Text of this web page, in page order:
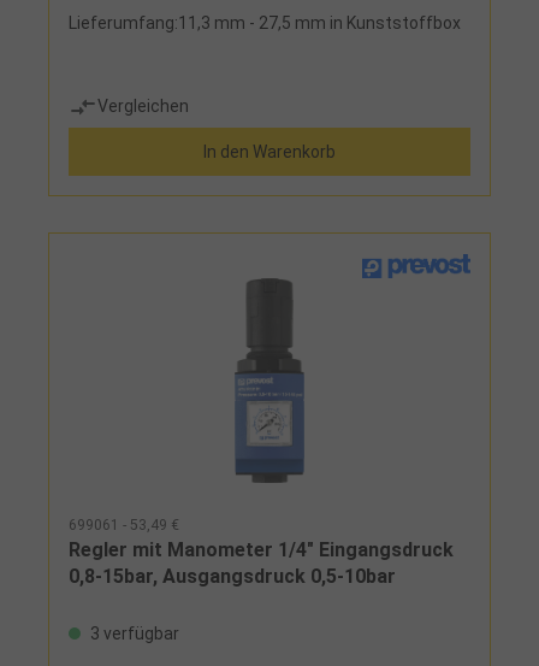
Lieferumfang:11,3 mm - 27,5 mm in Kunststoffbox
Vergleichen
In den Warenkorb
699061 - 53,49 €
Regler mit Manometer 1/4" Eingangsdruck
0,8-15bar, Ausgangsdruck 0,5-10bar
3 verfügbar